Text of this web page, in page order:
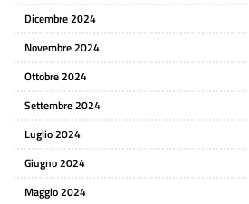
Dicembre 2024
Novembre 2024
Ottobre 2024
Settembre 2024
Luglio 2024
Giugno 2024
Maggio 2024